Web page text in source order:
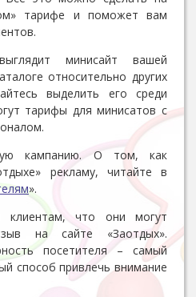
тарифе и поможет вам
минисайт вашей
относительно других
выделить его среди
тарифы для минисатов с
кампанию. О том, как
рекламу, читайте в
».
клиентам, что они могут
на сайте «Заотдых».
посетителя – самый
способ привлечь внимание